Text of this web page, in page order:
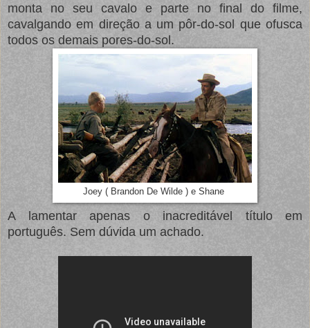
monta no seu cavalo e parte no final do filme,
cavalgando em direção a um pôr-do-sol que ofusca
todos os demais pores-do-sol.
Joey ( Brandon De Wilde ) e Shane
A lamentar apenas o inacreditável título em
português. Sem dúvida um achado.